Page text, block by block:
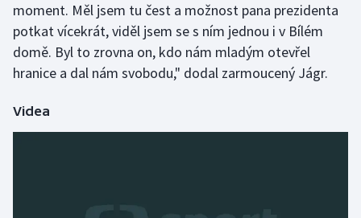
Jezdectví
Judo
Lezení
moment. Měl jsem tu čest a možnost pana prezidenta
potkat vícekrát, viděl jsem se s ním jednou i v Bílém
domě. Byl to zrovna on, kdo nám mladým otevřel
hranice a dal nám svobodu," dodal zarmoucený Jágr.
Videa